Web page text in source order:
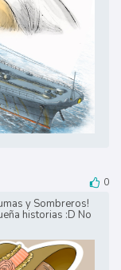
0
y Sombreros!
historias :D No